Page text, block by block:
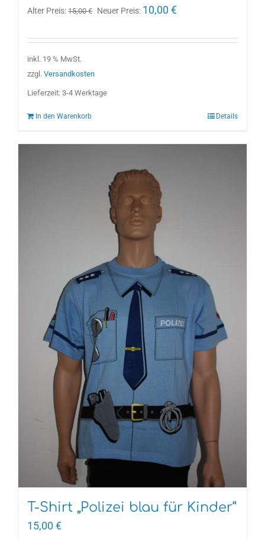
Alter Preis: 15,00€ Ursprünglicher
war:
Neuer Preis: 10,00 €Aktueller
ist:
inkl. 19 % MwSt.
zzgl. Versandkosten
Lieferzeit: 3-4 Werktage
In den Warenkorb Details
T-Shirt „Polizei blau für Kinder“
15,00 €
Dieses